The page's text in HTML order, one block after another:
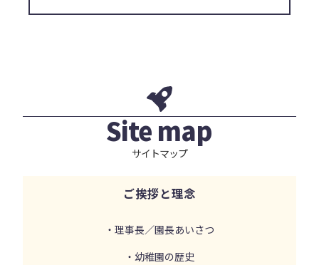
Site map
サイトマップ
ご挨拶と理念
・理事長／園長あいさつ
・幼稚園の歴史